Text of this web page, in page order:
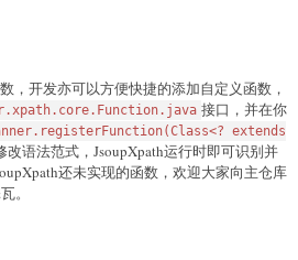
，开发亦可以方便快捷的添加自定义函数，
接口，并在你
extends
改语法范式，JsoupXpath运行时即可识别并
还未实现的函数，欢迎大家向主仓库
。